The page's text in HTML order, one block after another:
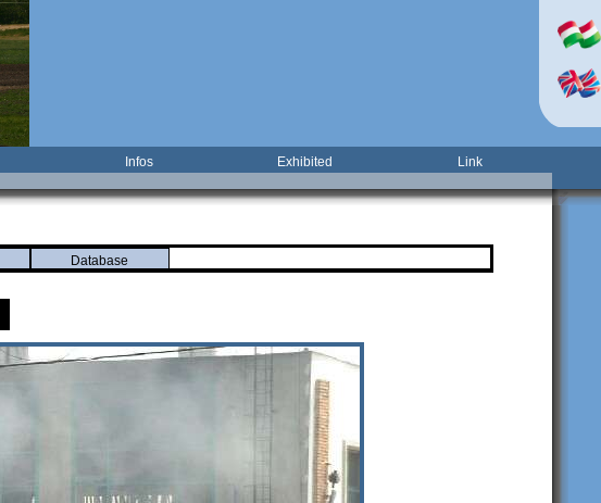
Infos Exhibited Link
Database